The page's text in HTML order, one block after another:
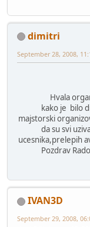
dimitri
September 28, 2008,
Hvala
kako je bilo
majstorski
da su svi
ucesnika,prelepih
Pozdrav
IVAN3D
September 29, 2008,